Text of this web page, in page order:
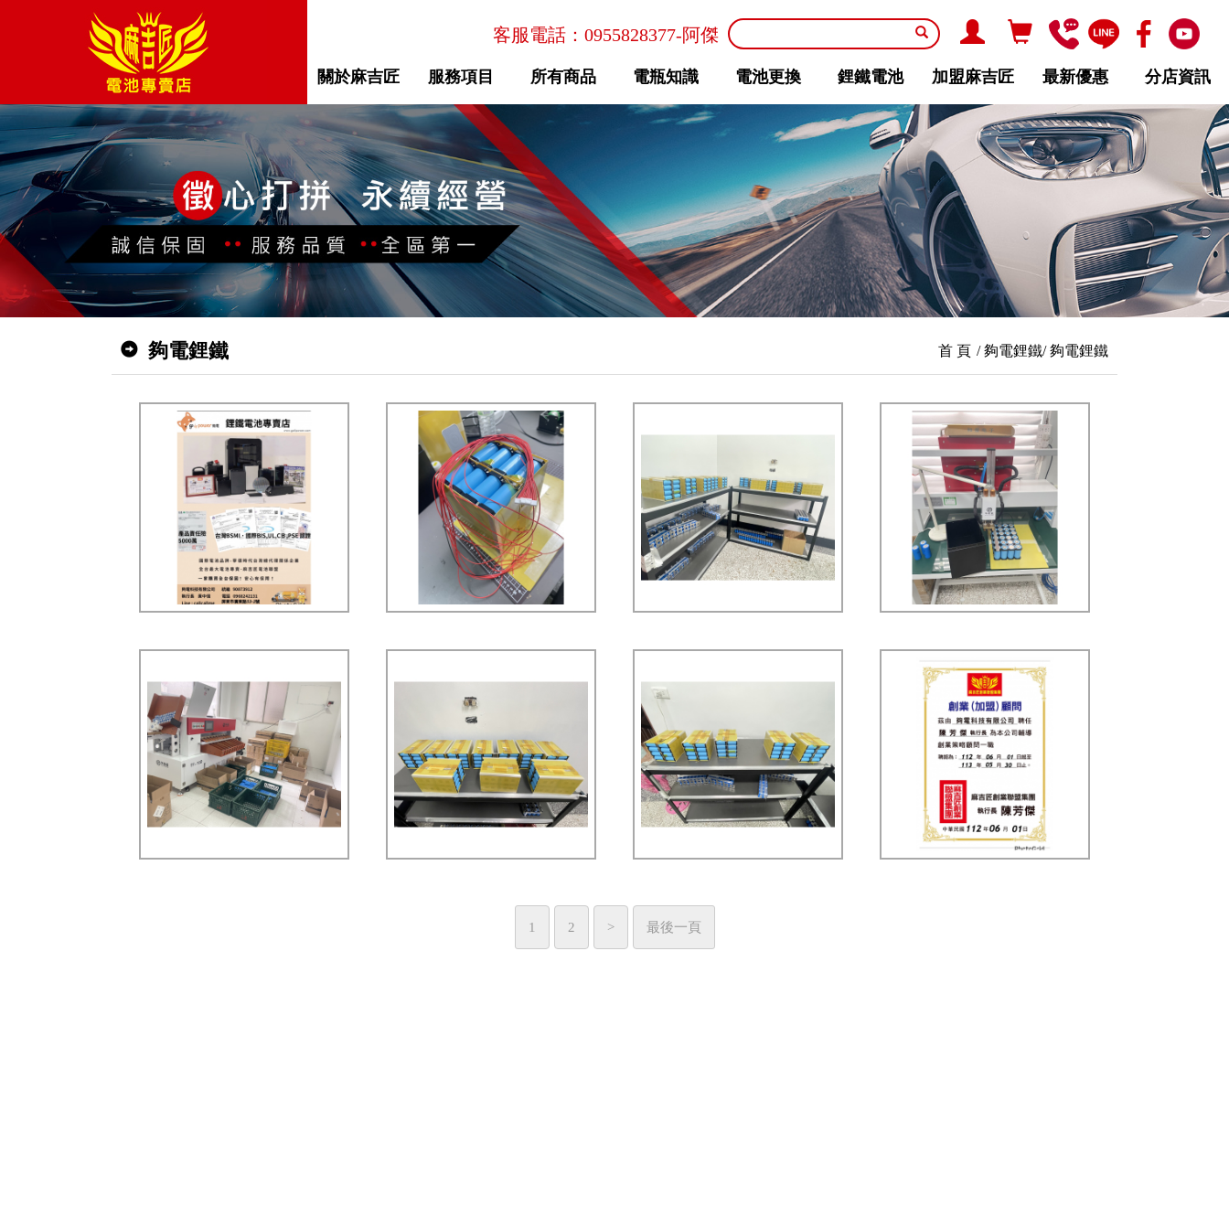
客服電話： 0955828377-阿傑
關於麻吉匠 服務項目 所有商品 電瓶知識 電池更換 鋰鐵電池 加盟麻吉匠 最新優惠 分店資訊
首 頁 夠電鋰鐵 夠電鋰鐵
夠電鋰鐵
1 2 > 最後一頁